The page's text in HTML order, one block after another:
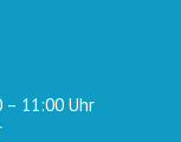
– 11:00 Uhr